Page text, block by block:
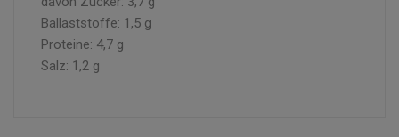
Ballaststoffe: 1,5 g
Proteine: 4,7 g
Salz: 1,2 g